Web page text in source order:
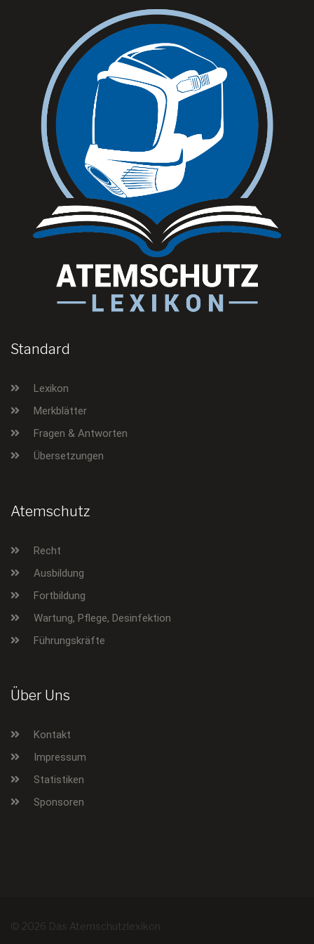
Standard
Lexikon
Merkblätter
Fragen & Antworten
Übersetzungen
Atemschutz
Recht
Ausbildung
Fortbildung
Wartung, Pflege, Desinfektion
Führungskräfte
Über Uns
Kontakt
Impressum
Statistiken
Sponsoren
© 2026 Das Atemschutzlexikon